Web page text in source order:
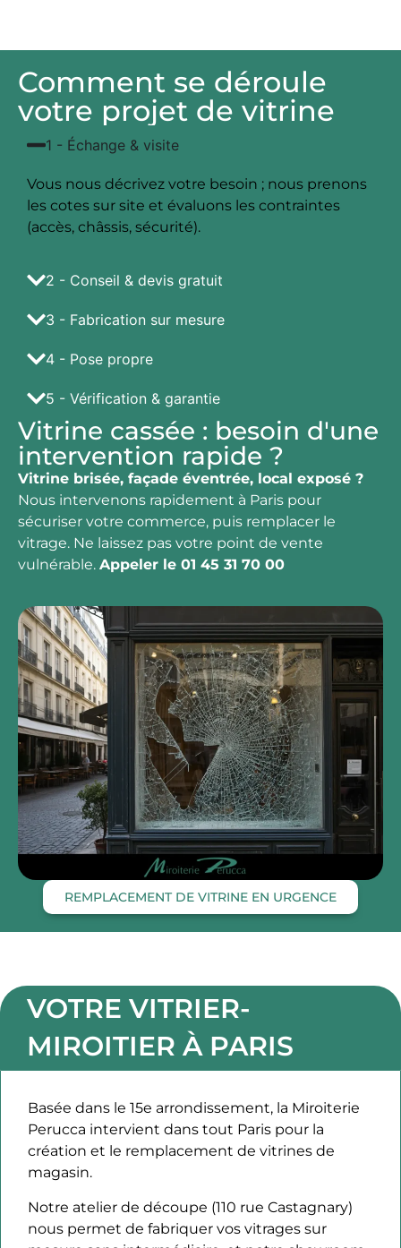
Comment se déroule
votre projet de vitrine
1 - Échange & visite
Vous nous décrivez votre besoin ; nous prenons
les cotes sur site et évaluons les contraintes
(accès, châssis, sécurité).
2 - Conseil & devis gratuit
3 - Fabrication sur mesure
4 - Pose propre
5 - Vérification & garantie
Vitrine cassée : besoin d'une
intervention rapide ?
Vitrine brisée, façade éventrée, local exposé ?
Nous intervenons rapidement à Paris pour
sécuriser votre commerce, puis remplacer le
vitrage. Ne laissez pas votre point de vente
vulnérable. Appeler le 01 45 31 70 00
REMPLACEMENT DE VITRINE EN URGENCE
VOTRE VITRIER-
MIROITIER À PARIS
Basée dans le 15e arrondissement, la Miroiterie
Perucca intervient dans tout Paris pour la
création et le remplacement de vitrines de
magasin.
Notre atelier de découpe (110 rue Castagnary)
nous permet de fabriquer vos vitrages sur